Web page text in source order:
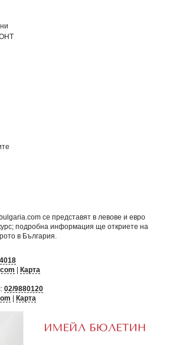
се представят в левове и евро
подробна информация ще откриете на
в България
Карта
02/9880120
Карта